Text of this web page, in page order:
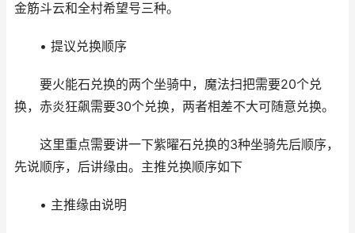
金筋斗云和全村希望号三种。
• 提议兑换顺序
要火能石兑换的两个坐骑中，魔法扫把需要20个兑
换，赤炎狂飙需要30个兑换，两者相差不大可随意兑换。
这里重点需要讲一下紫曜石兑换的3种坐骑先后顺序，
先说顺序，后讲缘由。主推兑换顺序如下
• 主推缘由说明